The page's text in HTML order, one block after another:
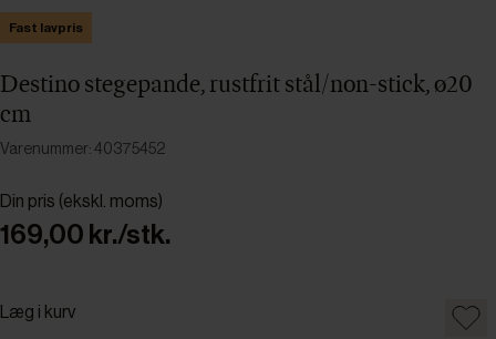
Fast lavpris
Destino stegepande, rustfrit stål/non-stick, ø20
cm
Varenummer: 40375452
Din pris (ekskl. moms)
169,00 kr./stk.
Læg i kurv